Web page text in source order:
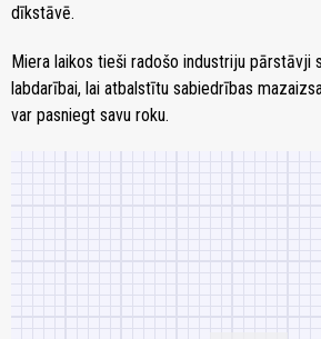
dīkstāvē.
Miera laikos tieši radošo industriju pārstāvji
labdarībai, lai atbalstītu sabiedrības
var pasniegt savu roku.